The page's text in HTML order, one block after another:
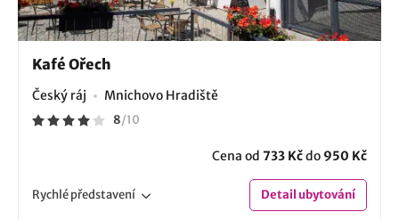
Kafé Ořech
Český ráj Mnichovo Hradiště
8/10
Cena od 733 Kčdo 950 Kč
Rychlépředstavení Detailubytování